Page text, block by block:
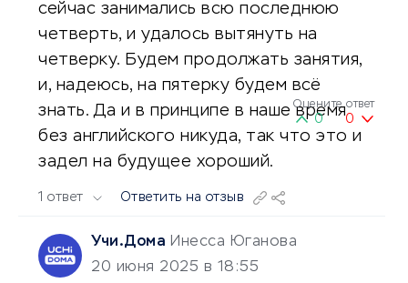
сейчас занимались всю последнюю
четверть, и удалось вытянуть на
четверку. Будем продолжать занятия,
и, надеюсь, на пятерку будем всё
знать. Да и в принципе в наше время
без английского никуда, так что это и
задел на будущее хороший.
1 ответ Ответить на отзыв
Учи.Дома Инесса Юганова
20 июня 2025 в 18:55
Оцените ответ
0 0